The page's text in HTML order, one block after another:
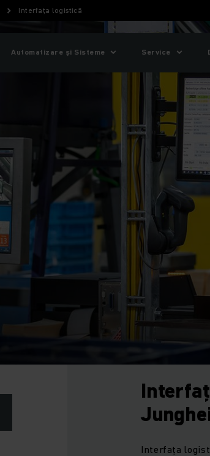
Interfața logistică
Automatizare și Sisteme Service
Interfața